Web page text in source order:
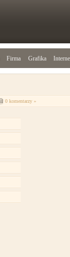
Firma Grafika
0 komentarzy »